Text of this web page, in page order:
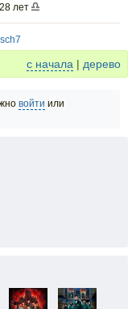
лет
с начала | дерево
войти или